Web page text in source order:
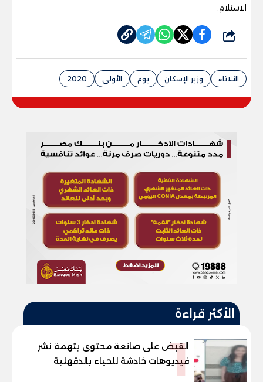
الاستلام.
شارك
الثلاثاء وزير الإسكان يوم الأولى 2020
الأكثر قراءة
1
القبض على صانعة محتوى بتهمة نشر
فيديوهات خادشة للحياء بالدقهلية